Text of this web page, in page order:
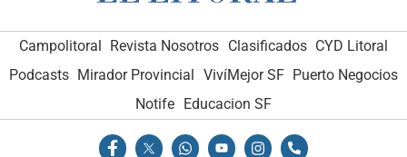
Campolitoral Revista Nosotros Clasificados CYD Litoral
Podcasts Mirador Provincial VivíMejor SF Puerto Negocios
Notife Educacion SF